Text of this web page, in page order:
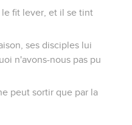
le fit lever, et il se tint
ses disciples lui
n'avons-nous pas pu
peut sortir que par la